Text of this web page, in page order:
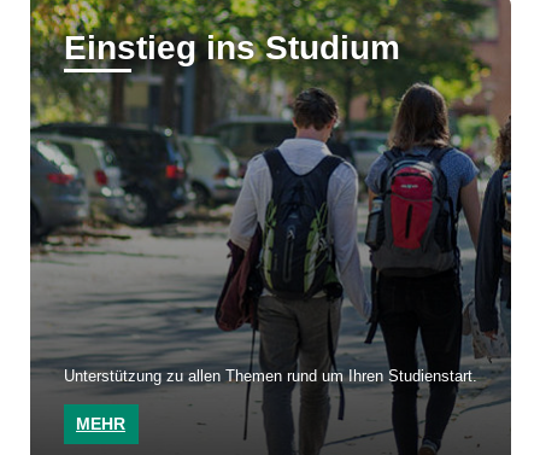
Einstieg ins Studium
Unterstützung zu allen Themen rund um Ihren Studienstart.
MEHR